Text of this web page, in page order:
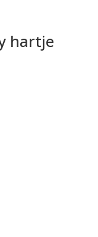
hartje